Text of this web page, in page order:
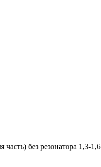
без резонатора 1,3-1,6